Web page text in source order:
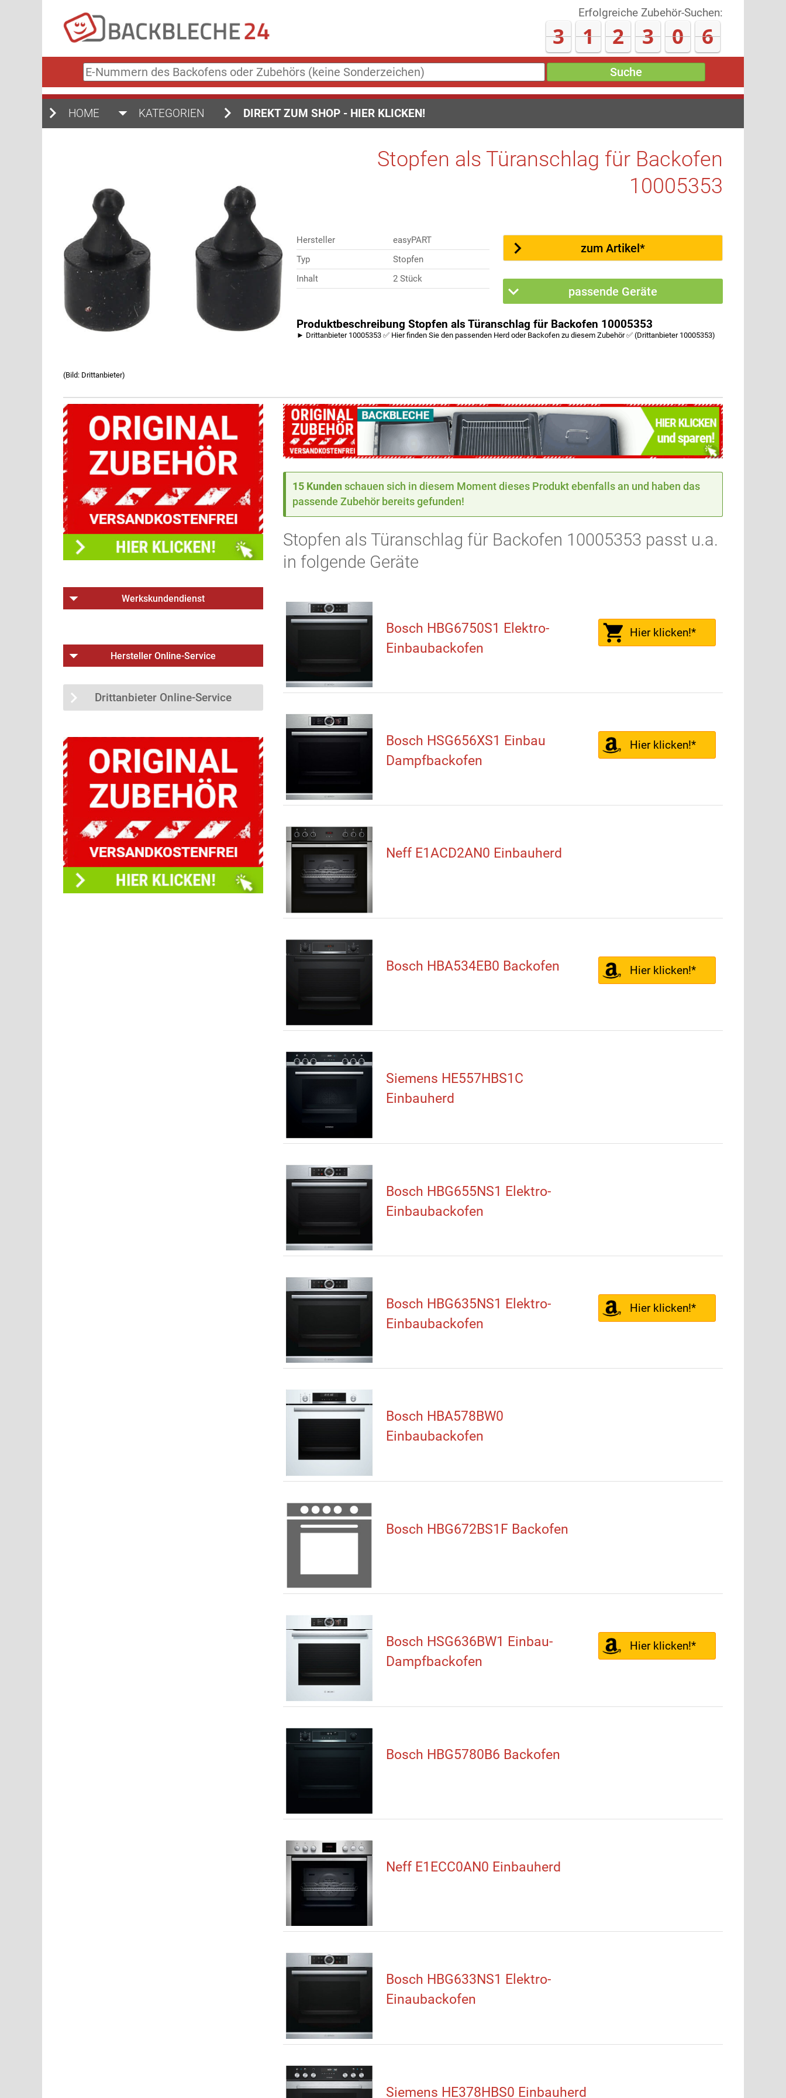
Erfolgreiche Zubehör-Suchen:
3 1 2 3 1 7
E-
Nummern
des
oder
Suche
HOME KATEGORIEN DIREKT ZUM SHOP - HIER KLICKEN!
(Bild: Drittanbieter)
Stopfen als Türanschlag für Backofen
10005353
Hersteller
easyPART
Typ
Stopfen
Inhalt
2 Stück
zum Artikel*
passende Geräte
Produktbeschreibung Stopfen als Türanschlag für Backofen 10005353
► Drittanbieter 10005353 ✅ Hier finden Sie den passenden Herd oder Backofen zu diesem Zubehör ✅ (Drittanbieter 10005353)
15 Kunden schauen sich in diesem Moment dieses Produkt ebenfalls an und haben das
passende Zubehör bereits gefunden!
Stopfen als Türanschlag für Backofen 10005353 passt u.a.
in folgende Geräte
Bosch HBG6750S1 Elektro-
Einbaubackofen
Hier klicken!*
Bosch HSG656XS1 Einbau
Dampfbackofen
Hier klicken!*
Neff E1ACD2AN0 Einbauherd
Bosch HBA534EB0 Backofen Hier klicken!*
Siemens HE557HBS1C
Einbauherd
Bosch HBG655NS1 Elektro-
Einbaubackofen
Bosch HBG635NS1 Elektro-
Einbaubackofen
Hier klicken!*
Bosch HBA578BW0
Einbaubackofen
Bosch HBG672BS1F Backofen
Bosch HSG636BW1 Einbau-
Dampfbackofen
Hier klicken!*
Bosch HBG5780B6 Backofen
Neff E1ECC0AN0 Einbauherd
Bosch HBG633NS1 Elektro-
Einaubackofen
Siemens HE378HBS0 Einbauherd
Werkskundendienst
Hersteller Online-Service
Drittanbieter Online-Service